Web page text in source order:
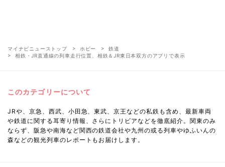
マイナビニューストップ ホビー
鉄道
相鉄・JR直通線の列車走行位置、相鉄＆JR東日本双方のアプリで表示
このカテゴリーについて
JRや、京急、西武、小田急、東武、京王などの私鉄も含め、最新車両
や鉄道に関する耳寄り情報、さらにトリビアなどを徹底紹介。関東のみ
ならず、阪急や南海など関西の鉄道会社や九州の或る列車やゆふいんの
森などの観光列車のレポートもお届けします。